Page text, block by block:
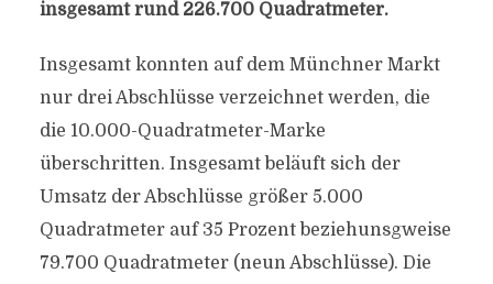
insgesamt rund 226.700 Quadratmeter.
Insgesamt konnten auf dem Münchner Markt
nur drei Abschlüsse verzeichnet werden, die
die 10.000-Quadratmeter-Marke
überschritten. Insgesamt beläuft sich der
Umsatz der Abschlüsse größer 5.000
Quadratmeter auf 35 Prozent beziehunsgweise
79.700 Quadratmeter (neun Abschlüsse). Die